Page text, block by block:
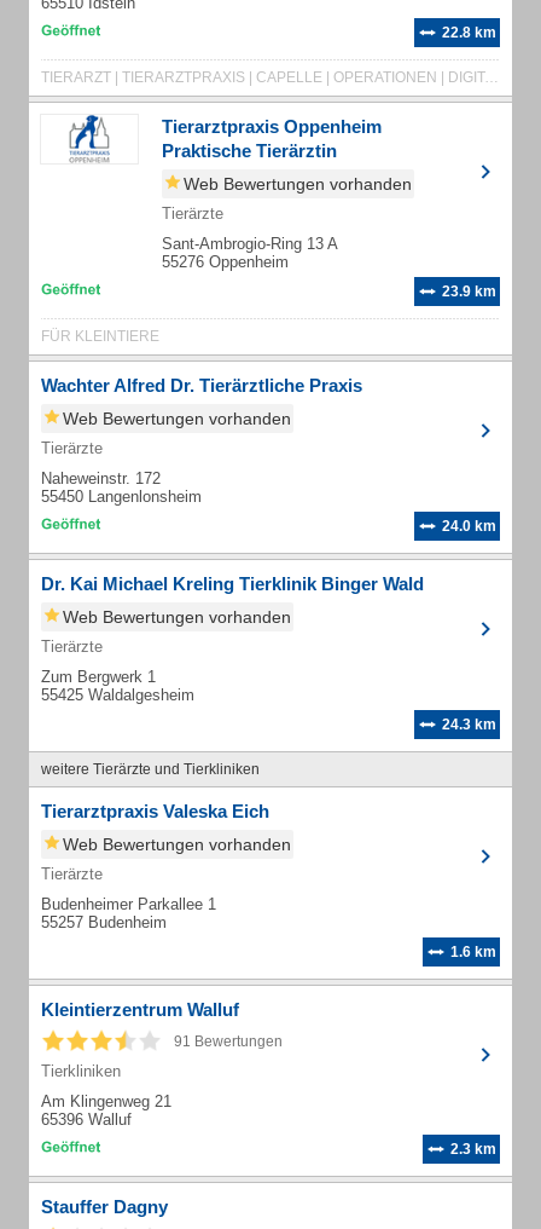
22.8 km
TIERARZT | TIERARZTPRAXIS | CAPELLE | OPERATIONEN | DIGITALES RÖNTGEN | ULTRASCHALL
Tierarztpraxis Oppenheim
Praktische Tierärztin
Web Bewertungen vorhanden
Tierärzte
Sant-Ambrogio-Ring 13 A
55276 Oppenheim
23.9 km
FÜR KLEINTIERE
Wachter Alfred Dr. Tierärztliche Praxis
Web Bewertungen vorhanden
Tierärzte
Naheweinstr. 172
55450 Langenlonsheim
24.0 km
Dr. Kai Michael Kreling Tierklinik Binger Wald
Web Bewertungen vorhanden
Tierärzte
Zum Bergwerk 1
55425 Waldalgesheim
24.3 km
weitere Tierärzte und Tierkliniken
Tierarztpraxis Valeska Eich
Web Bewertungen vorhanden
Tierärzte
Budenheimer Parkallee 1
55257 Budenheim
1.6 km
Kleintierzentrum Walluf
91 Bewertungen
Tierkliniken
Am Klingenweg 21
65396 Walluf
2.3 km
Stauffer Dagny